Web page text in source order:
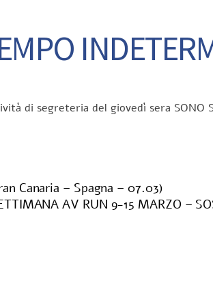
di segreteria del giovedì sera SONO
Canaria – Spagna – 07.03)
AV RUN 9-15 MARZO –